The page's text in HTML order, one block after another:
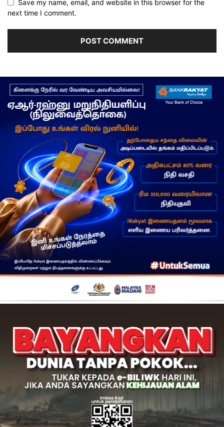
Save my name, email, and website in this browser for the
next time I comment.